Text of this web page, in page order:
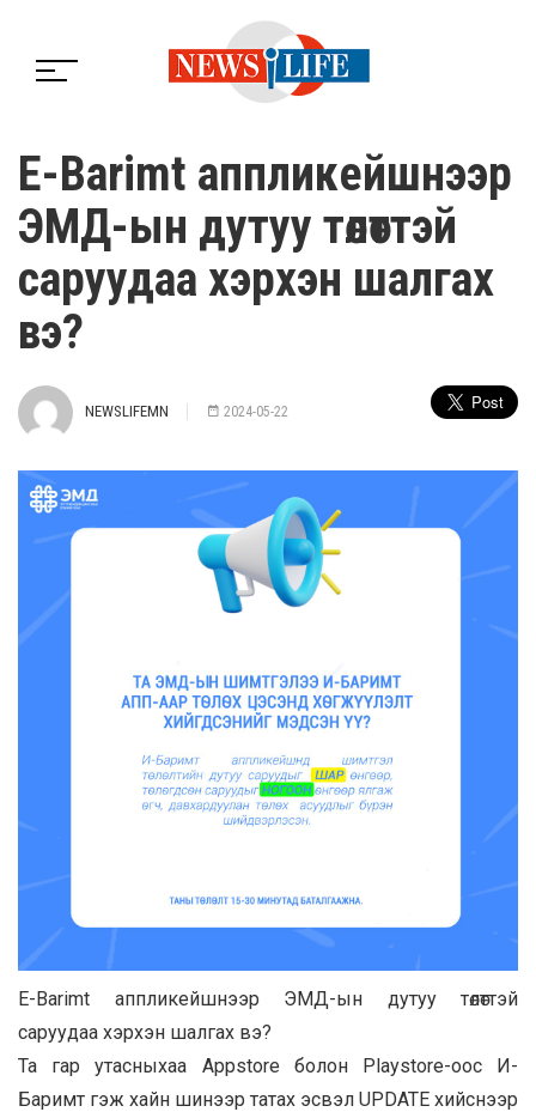
E-Barimt аппликейшнээр
ЭМД-ын дутуу төлөттэй
саруудаа хэрхэн шалгах
вэ?
NEWSLIFEMN 2024-05-22
E-Barimt аппликейшнээр ЭМД-ын дутуу төлөттэй
саруудаа хэрхэн шалгах вэ?
Та гар утасныхаа Appstore болон Playstore-оос И-
Баримт гэж хайн шинээр татах эсвэл UPDATE хийснээр